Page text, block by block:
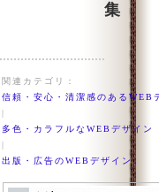
集
関連カテゴリ：
信頼・安心・清潔感のあるWEB
|
多色・カラフルなWEBデザイン
|
出版・広告のWEBデザイン